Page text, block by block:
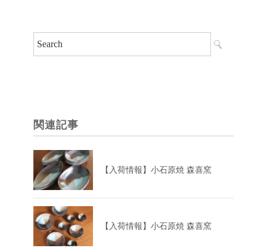
関連記事
【入荷情報】小石原焼 森喜窯
【入荷情報】小石原焼 森喜窯